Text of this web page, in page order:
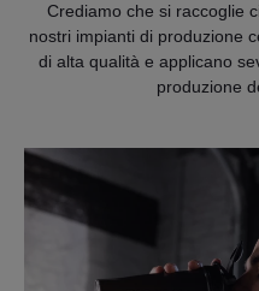
Crediamo che si raccoglie
nostri impianti di produzione
di alta qualità e applicano
produzione